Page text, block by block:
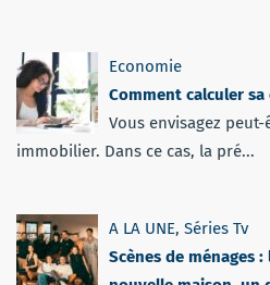
Economie
Comment calculer
Vous envisagez
immobilier. Dans ce cas, la pré...
A LA UNE, Séries Tv
Scènes de ménages